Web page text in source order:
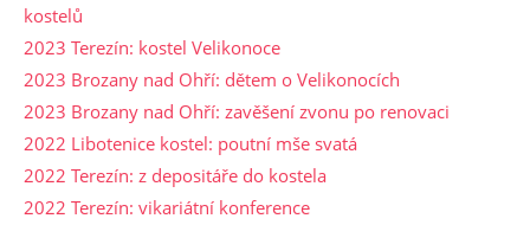
kostelů
2023 Terezín: kostel Velikonoce
2023 Brozany nad Ohří: dětem o Velikonocích
2023 Brozany nad Ohří: zavěšení zvonu po renovaci
2022 Libotenice kostel: poutní mše svatá
2022 Terezín: z depositáře do kostela
2022 Terezín: vikariátní konference